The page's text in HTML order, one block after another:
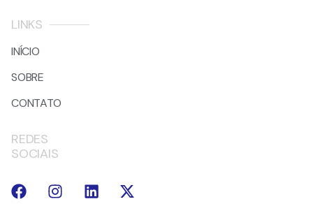
LINKS
INÍCIO
SOBRE
CONTATO
REDES
SOCIAIS